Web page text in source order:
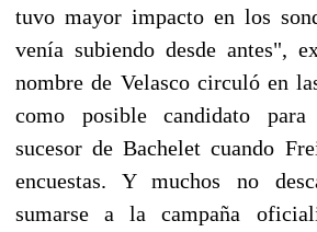
tuvo mayor impacto en los
venía subiendo desde antes",
nombre de Velasco circuló en
como posible candidato
sucesor de Bachelet cuando
encuestas. Y muchos no
sumarse a la campaña